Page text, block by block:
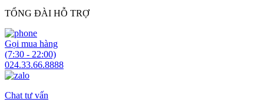
TỔNG ĐÀI HỖ TRỢ
Gọi mua hàng
(7:30 - 22:00)
024.33.66.8888
Chat tư vấn